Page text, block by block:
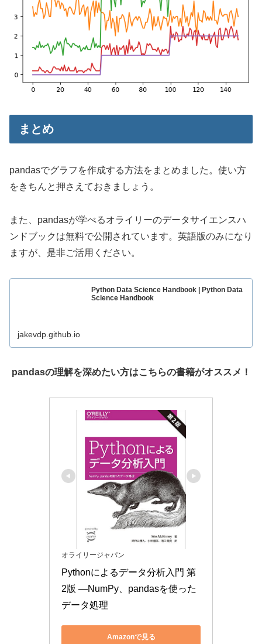
まとめ
pandasでグラフを作成する方法をまとめました。使い方
をきちんと押さえておきましょう。
また、pandasが学べるオライリーのデータサイエンスハ
ンドブックは無料で公開されています。英語版のみになり
ますが、是非ご活用ください。
Python Data Science Handbook | Python Data
Science Handbook
jakevdp.github.io
pandasの理解を深めたい方はこちらの書籍がオススメ！
オライリージャパン
Pythonによるデータ分析入門 第
2版 ―NumPy、pandasを使った
データ処理
Amazonで見る